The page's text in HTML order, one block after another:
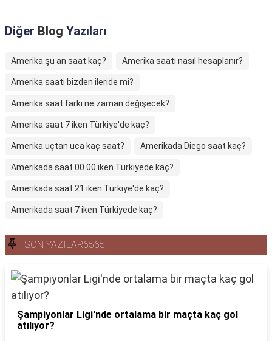
Diğer Blog Yazıları
Amerika şu an saat kaç? Amerika saati nasıl hesaplanır?
Amerika saati bizden ileride mi?
Amerika saat farkı ne zaman değişecek?
Amerika saat 7 iken Türkiye'de kaç?
Amerika uçtan uca kaç saat? Amerikada Diego saat kaç?
Amerikada saat 00.00 iken Türkiyede kaç?
Amerikada saat 21 iken Türkiye'de kaç?
Amerikada saat 7 iken Türkiyede kaç?
SON YAZILAR6565
Şampiyonlar Ligi'nde ortalama bir maçta kaç gol
atılıyor?